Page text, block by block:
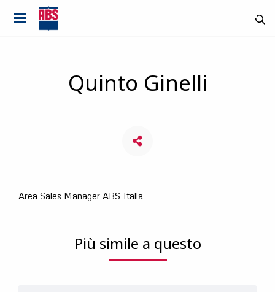
Quinto Ginelli
Area Sales Manager ABS Italia
Più simile a questo